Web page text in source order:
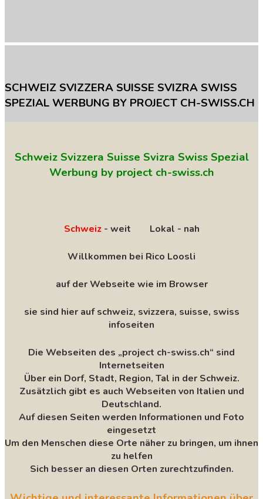
SCHWEIZSVIZZERASUISSE SVIZRASWISS
SPEZIAL WERBUNG BY PROJECT CH-SWISS.CH
Schweiz Svizzera Suisse Svizra Swiss Spezial
Werbung by project ch-swiss.ch
Schweiz - weit Lokal - nah
Willkommen bei Rico Loosli
auf der Webseite wie im Browser
sie sind hier auf schweiz, svizzera, suisse, swiss
infoseiten
Die Webseiten des „project ch-swiss.ch“ sind
Internetseiten
Über ein Dorf, Stadt, Region, Tal in der Schweiz.
Zusätzlich gibt es auch Webseiten von Italien und
Deutschland.
Auf diesen Seiten werden Informationen und Foto
eingesetzt
Um den Menschen diese Orte näher zu bringen, um ihnen
zu helfen
Sich besser an diesen Orten zurechtzufinden.